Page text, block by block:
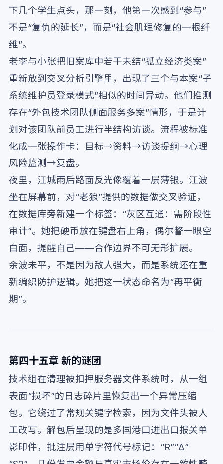
下几个学生点头，那一刻，他第一次感到“参与”
不是“复仇的延长”，而是“社会肌理修复的一根纤
维”。
老李与小张把旧案库中若干未结“孤立经济类案”
重新放到交叉分析引擎里，出现了三个与本案“子
系统维护员登录模式”相似的时间异动。他们推测
存在“外包技术团队侧面服务多案”情形，于是计
划对该团队前员工进行半结构访谈。流程被标准
化成一张操作卡：目标→资料→访谈提纲→心理
风险监测→复盘。
夜里，江城雨后路面反光像覆着一层薄银。江波
坐在屏幕前，对“老狼”提供的数据做交叉验证，
在数据库旁新建一个标签：“灰区互通：需阶段性
审计”。她把硬币放在键盘右上角，偶尔瞥一眼空
白面，提醒自己——合作边界不可无形扩展。
余波未平，不是因为敌人强大，而是系统还在重
新编织防护逻辑。她把这一状态命名为“再平衡
期”。
第四十五章 新的谜团
技术组在清理被扣押服务器文件系统时，从一组
表面“损坏”的日志碎片里恢复出一个异常压缩
包。它绕过了常规关键字检索，因为文件头被人
工改写。解包后呈现的是多国港口进出口报关单
影印件，批注层用单字符代号标记：“R”“Δ”